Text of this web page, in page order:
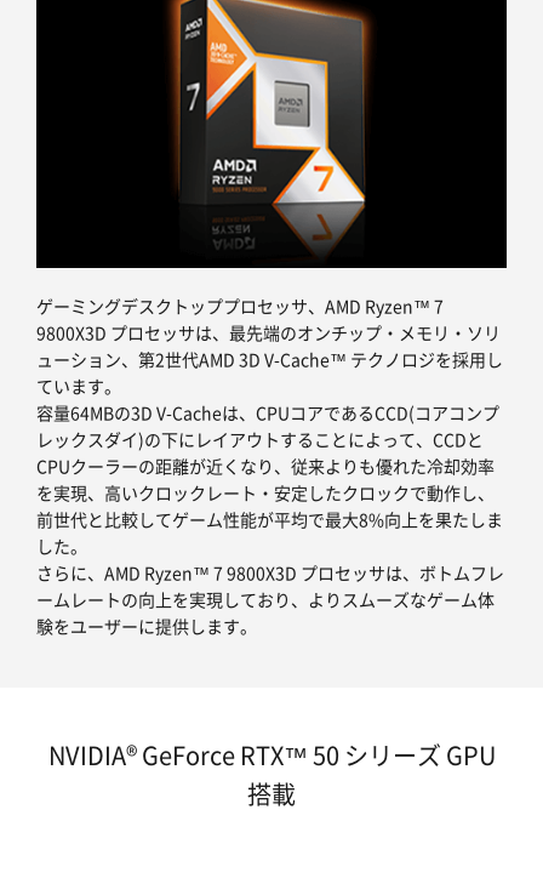
ゲーミングデスクトッププロセッサ、AMD Ryzen™ 7
9800X3D プロセッサは、最先端のオンチップ・メモリ・ソリ
ューション、第2世代AMD 3D V-Cache™ テクノロジを採用し
ています。
容量64MBの3D V-Cacheは、CPUコアであるCCD(コアコンプ
レックスダイ)の下にレイアウトすることによって、CCDと
CPUクーラーの距離が近くなり、従来よりも優れた冷却効率
を実現、高いクロックレート・安定したクロックで動作し、
前世代と比較してゲーム性能が平均で最大8%向上を果たしま
した。
さらに、AMD Ryzen™ 7 9800X3D プロセッサは、ボトムフレ
ームレートの向上を実現しており、よりスムーズなゲーム体
験をユーザーに提供します。
NVIDIA® GeForce RTX™ 50 シリーズ GPU
搭載